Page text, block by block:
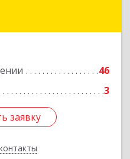
46
3
заявку
Миасс г, Жуковского
заявку